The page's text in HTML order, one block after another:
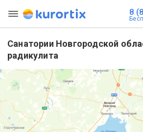
8
Санатории Новгородской
радикулита